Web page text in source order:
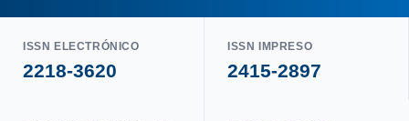
ISSN ELECTRÓNICO
2218-3620
ISSN IMPRESO
2415-2897